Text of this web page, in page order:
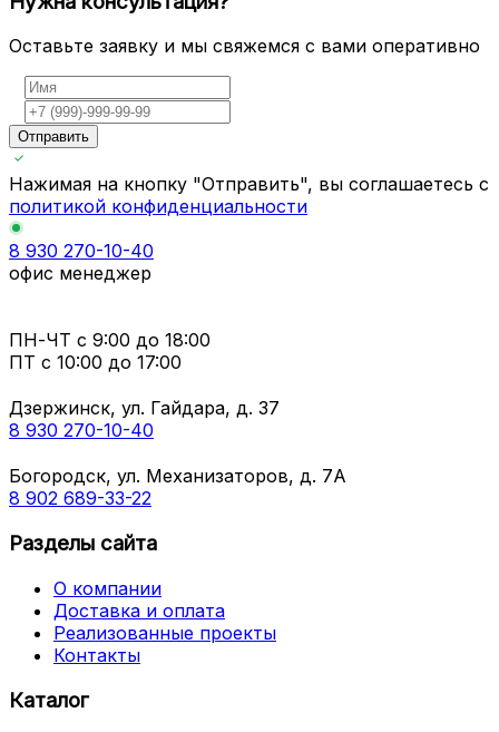
Оставьте заявку и мы свяжемся с вами оперативно
Отправить
Нажимая на кнопку "Отправить", вы соглашаетесь с
политикой конфиденциальности
8 930 270-10-40
офис менеджер
ПН-ЧТ с 9:00 до 18:00
ПТ с 10:00 до 17:00
Дзержинск, ул. Гайдара, д. 37
8 930 270-10-40
Богородск, ул. Механизаторов, д. 7А
8 902 689-33-22
Разделы сайта
О компании
Доставка и оплата
Реализованные проекты
Контакты
Каталог